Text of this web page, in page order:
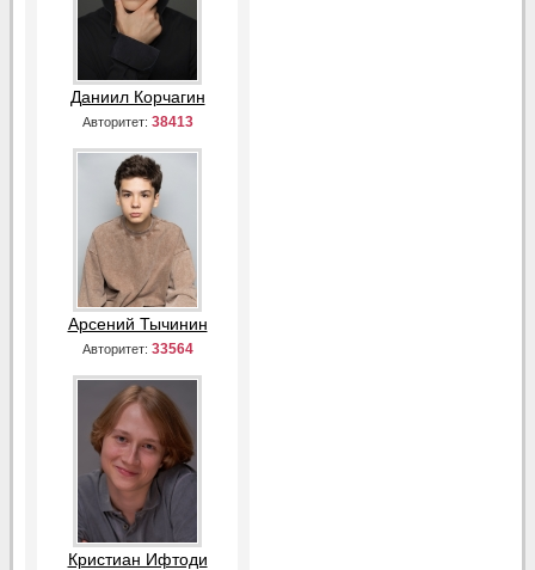
Даниил Корчагин
Авторитет: 38413
Арсений Тычинин
Авторитет: 33564
Кристиан Ифтоди